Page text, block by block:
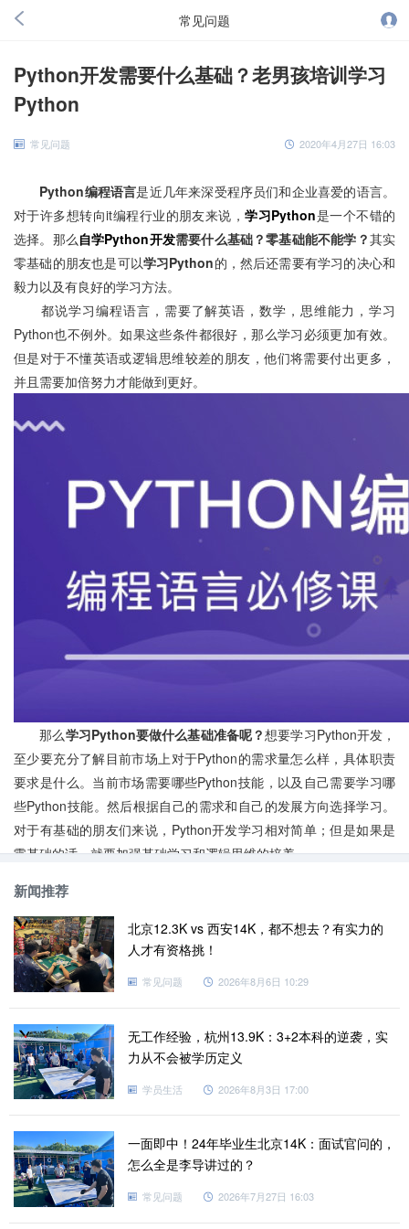
常见问题
Python开发需要什么基础？老男孩培训学习
Python
常见问题 2020年4月27日 16:03
Python编程语言是近几年来深受程序员们和企业喜爱的语言。
对于许多想转向it编程行业的朋友来说，学习Python是一个不错的
选择。那么自学Python开发需要什么基础？零基础能不能学？其实
零基础的朋友也是可以学习Python的，然后还需要有学习的决心和
毅力以及有良好的学习方法。
都说学习编程语言，需要了解英语，数学，思维能力，学习
Python也不例外。如果这些条件都很好，那么学习必须更加有效。
但是对于不懂英语或逻辑思维较差的朋友，他们将需要付出更多，
并且需要加倍努力才能做到更好。
那么学习Python要做什么基础准备呢？想要学习Python开发，
至少要充分了解目前市场上对于Python的需求量怎么样，具体职责
要求是什么。当前市场需要哪些Python技能，以及自己需要学习哪
些Python技能。然后根据自己的需求和自己的发展方向选择学习。
对于有基础的朋友们来说，Python开发学习相对简单；但是如果是
零基础的话，就要加强基础学习和逻辑思维的培养。
朋友还是建议报培训班学习，有老师的指导和同学们一起的良好学
习氛围，大大提高学习效率，减少时间的浪费。学习Python开发
路上，加油吧，伙伴们。更多Python开发
育在线客服。
新闻推荐
北京12.3K vs 西安14K，都不想去？有实力的
人才有资格挑！
常见问题 2026年8月6日 10:29
无工作经验，杭州13.9K：3+2本科的逆袭，实
力从不会被学历定义
学员生活 2026年8月3日 17:00
一面即中！24年毕业生北京14K：面试官问的，
怎么全是李导讲过的？
常见问题 2026年7月27日 16:03